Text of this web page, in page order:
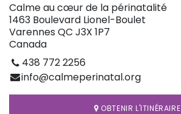
Calme au cœur de la périnatalité
1463 Boulevard Lionel-Boulet
Varennes QC J3X 1P7
Canada
438 772 2256
info@calmeperinatal.org
OBTENIR L'ITINÉRAIRE